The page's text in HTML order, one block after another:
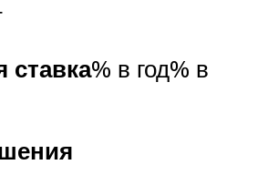
ставка% в год% в